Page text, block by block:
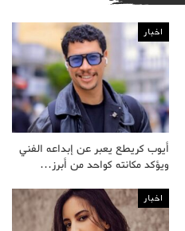
اخبار
أيوب كريطع يعبر عن إبداعه الفني
ويؤكد مكانته كواحد من أبرز…
اخبار